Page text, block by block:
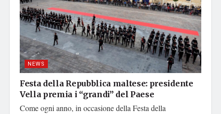
NEWS
Festa della Repubblica maltese: presidente
Vella premia i “grandi” del Paese
Come ogni anno, in occasione della Festa della